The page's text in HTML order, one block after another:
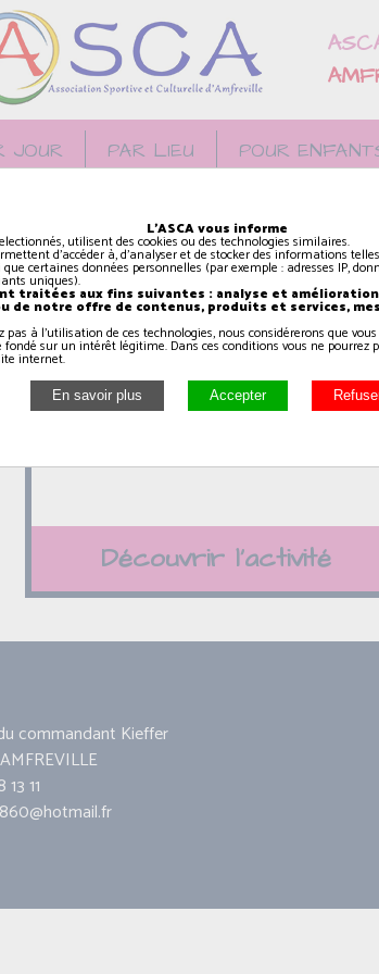
JOUR PAR LIEU POUR
Activités proposées le
Théâtre (10/12 ans)
17h45à18h45
Découvrir l'activité
commandant Kieffer
13 11
L'ASCA vous informe
utilisent des cookies ou des technologies similaires.
d'accéder à, d'analyser et de stocker des informations
certaines données personnelles (par exemple : adresses IP,
uniques).
traitées aux fins suivantes : analyse et
notre offre de contenus, produits et services,
pas à l'utilisation de ces technologies, nous considérerons que
fondé sur un intérêt légitime. Dans ces conditions vous ne pourrez
internet.